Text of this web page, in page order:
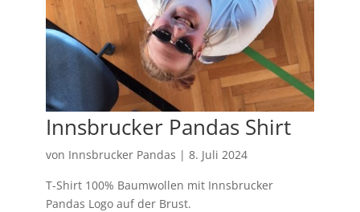
Innsbrucker Pandas Shirt
von Innsbrucker Pandas | 8. Juli 2024
T-Shirt 100% Baumwollen mit Innsbrucker
Pandas Logo auf der Brust.